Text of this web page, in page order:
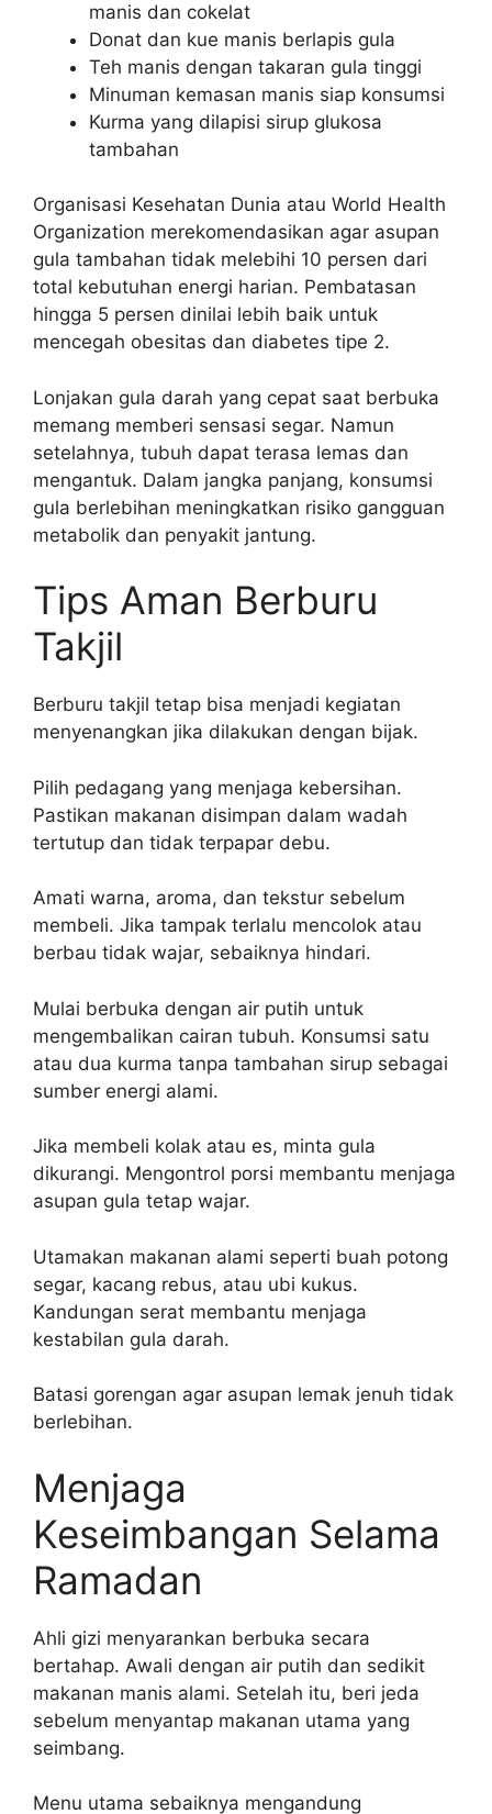
manis dan cokelat
Donat dan kue manis berlapis gula
Teh manis dengan takaran gula tinggi
Minuman kemasan manis siap konsumsi
Kurma yang dilapisi sirup glukosa
tambahan
Organisasi Kesehatan Dunia atau World Health
Organization merekomendasikan agar asupan
gula tambahan tidak melebihi 10 persen dari
total kebutuhan energi harian. Pembatasan
hingga 5 persen dinilai lebih baik untuk
mencegah obesitas dan diabetes tipe 2.
Lonjakan gula darah yang cepat saat berbuka
memang memberi sensasi segar. Namun
setelahnya, tubuh dapat terasa lemas dan
mengantuk. Dalam jangka panjang, konsumsi
gula berlebihan meningkatkan risiko gangguan
metabolik dan penyakit jantung.
Tips Aman Berburu
Takjil
Berburu takjil tetap bisa menjadi kegiatan
menyenangkan jika dilakukan dengan bijak.
Pilih pedagang yang menjaga kebersihan.
Pastikan makanan disimpan dalam wadah
tertutup dan tidak terpapar debu.
Amati warna, aroma, dan tekstur sebelum
membeli. Jika tampak terlalu mencolok atau
berbau tidak wajar, sebaiknya hindari.
Mulai berbuka dengan air putih untuk
mengembalikan cairan tubuh. Konsumsi satu
atau dua kurma tanpa tambahan sirup sebagai
sumber energi alami.
Jika membeli kolak atau es, minta gula
dikurangi. Mengontrol porsi membantu menjaga
asupan gula tetap wajar.
Utamakan makanan alami seperti buah potong
segar, kacang rebus, atau ubi kukus.
Kandungan serat membantu menjaga
kestabilan gula darah.
Batasi gorengan agar asupan lemak jenuh tidak
berlebihan.
Menjaga
Keseimbangan Selama
Ramadan
Ahli gizi menyarankan berbuka secara
bertahap. Awali dengan air putih dan sedikit
makanan manis alami. Setelah itu, beri jeda
sebelum menyantap makanan utama yang
seimbang.
Menu utama sebaiknya mengandung